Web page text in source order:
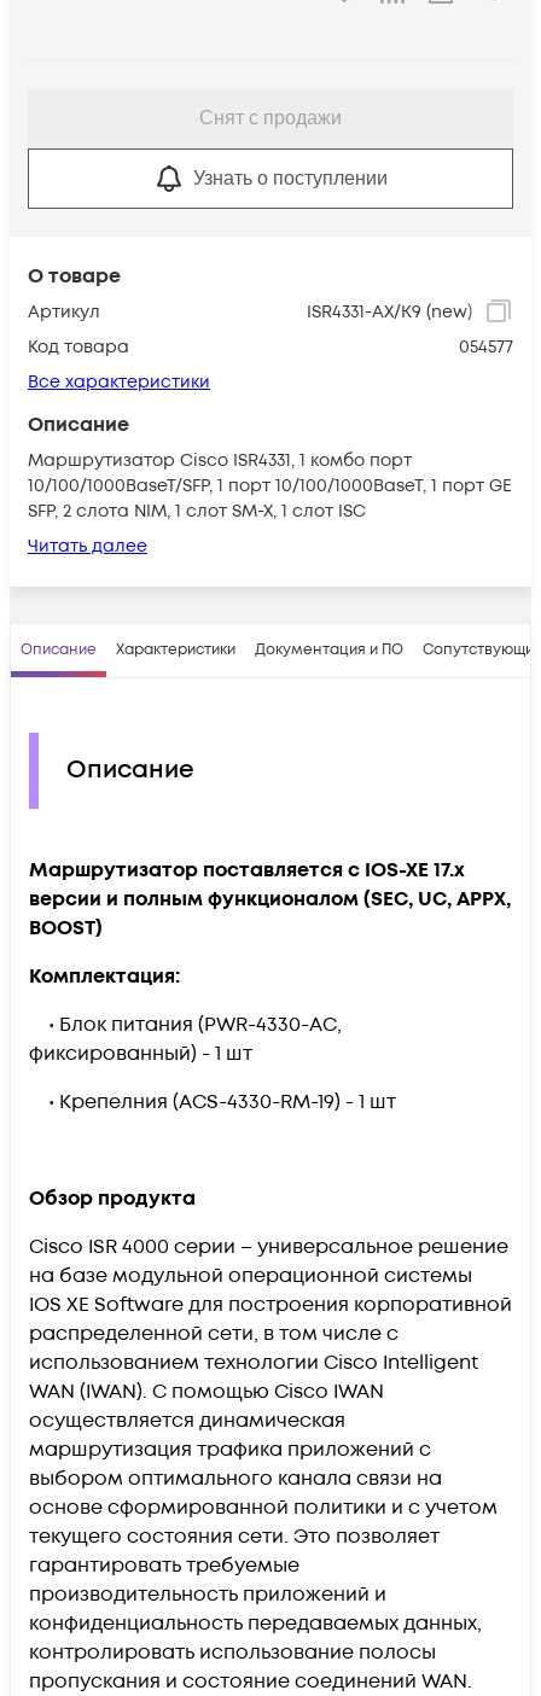
О товаре
Артикул
ISR4331-AX/K9 (new)
Код товара
054577
Все характеристики
Описание
Маршрутизатор Cisco ISR4331, 1 комбо порт
10/100/1000BaseT/SFP, 1 порт 10/100/1000BaseT, 1 порт GE
SFP, 2 слота NIM, 1 слот SM-X, 1 слот ISC
Читать далее
Снят с продажи
Узнать о поступлении
Описание Характеристики Документация и ПО
Описание
Маршрутизатор поставляется с IOS-XE 17.x
версии и полным функционалом (SEC, UC, APPX,
BOOST)
Комплектация:
• Блок питания (PWR-4330-AC,
фиксированный) - 1 шт
• Крепелния (ACS-4330-RM-19) - 1 шт
Обзор продукта
Cisco ISR 4000 серии – универсальное решение
на базе модульной операционной системы
IOS XE Software для построения корпоративной
распределенной сети, в том числе с
использованием технологии Cisco Intelligent
WAN (IWAN). С помощью Cisco IWAN
осуществляется динамическая
маршрутизация трафика приложений с
выбором оптимального канала связи на
основе сформированной политики и с учетом
текущего состояния сети. Это позволяет
гарантировать требуемые
производительность приложений и
конфиденциальность передаваемых данных,
контролировать использование полосы
пропускания и состояние соединений WAN.